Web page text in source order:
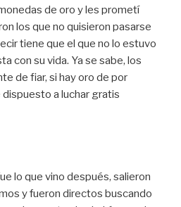
de oro y les prometí
los que no quisieron pasarse
tiene que el que no lo estuvo
con su vida. Ya se sabe, los
de fiar, si hay oro de por
a luchar gratis
lo que vino después, salieron
y fueron directos buscando